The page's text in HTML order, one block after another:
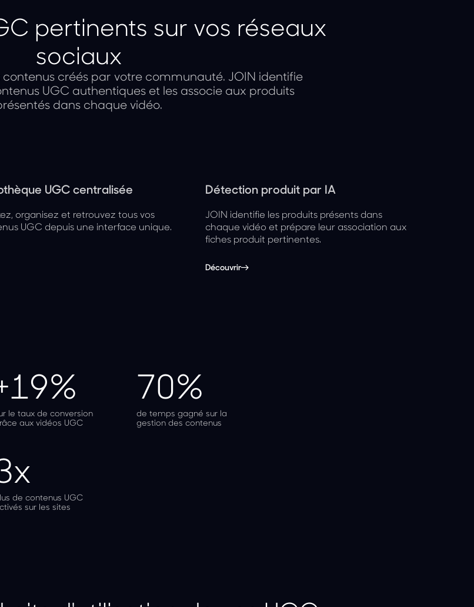
pertinents sur vos réseaux
sociaux
créés par votre communauté. JOIN identifie
UGC authentiques et les associe aux produits
dans chaque vidéo.
UGC centralisée
organisez et retrouvez tous vos
UGC depuis une interface unique.
Détection produit par IA
JOIN identifie les produits présents dans
chaque vidéo et prépare leur association aux
fiches produit pertinentes.
Découvrir
le taux de conversion
aux vidéos UGC
70%
de temps gagné sur la
gestion des contenus
de contenus UGC
sur les sites